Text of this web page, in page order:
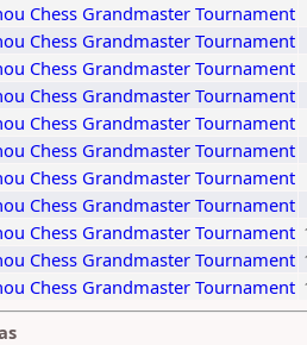
Chess Grandmaster Tournament
Chess Grandmaster Tournament
Chess Grandmaster Tournament
Chess Grandmaster Tournament
Chess Grandmaster Tournament
Chess Grandmaster Tournament
Chess Grandmaster Tournament
Chess Grandmaster Tournament
Chess Grandmaster Tournament
Chess Grandmaster Tournament
Chess Grandmaster Tournament